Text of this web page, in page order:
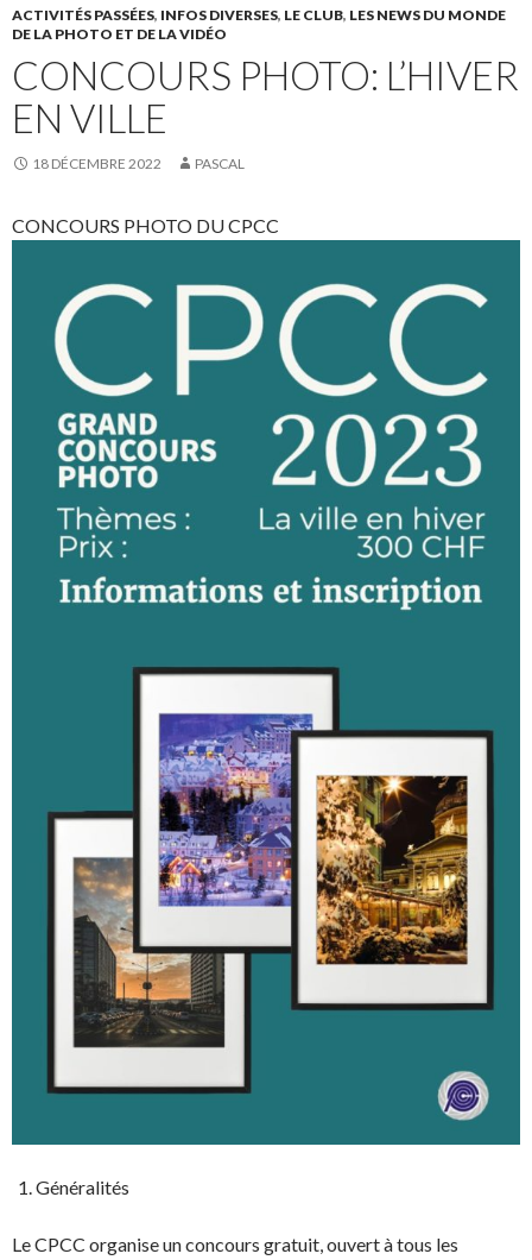
ACTIVITÉS PASSÉES, INFOS DIVERSES, LE CLUB, LES NEWS DU MONDE
DE LA PHOTO ET DE LA VIDÉO
CONCOURS PHOTO: L’HIVER
EN VILLE
18 DÉCEMBRE 2022 PASCAL
CONCOURS PHOTO DU CPCC
Généralités
Le CPCC organise un concours gratuit, ouvert à tous les